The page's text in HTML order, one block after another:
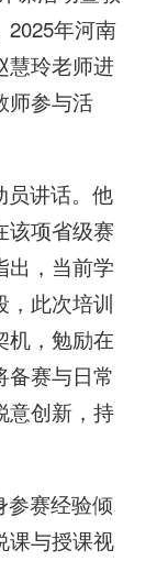
2025年河南
慧玲老师进
师参与活
员讲话。他
该项省级赛
出，当前学
，此次培训
机，勉励在
备赛与日常
意创新，持
参赛经验倾
课与授课视